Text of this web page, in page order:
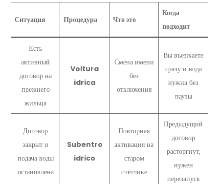
Ситуация Процедура Что это
Когда
подходит
Есть
активный
договор на
прежнего
жильца
Voltura
idrica
Смена имени
без
отключения
Вы въезжаете
сразу и вода
нужна без
паузы
Договор
закрыт и
подача воды
остановлена
Subentro
idrico
Повторная
активация на
старом
счётчике
Предыдущий
договор
расторгнут,
нужен
перезапуск